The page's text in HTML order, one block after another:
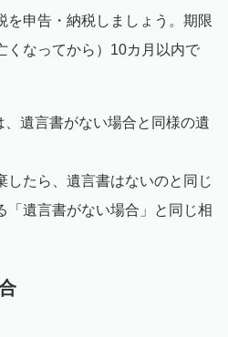
を申告・納税しましょう。期限
くなってから）10カ月以内で
遺言書がない場合と同様の遺
したら、遺言書はないのと同じ
「遺言書がない場合」と同じ相